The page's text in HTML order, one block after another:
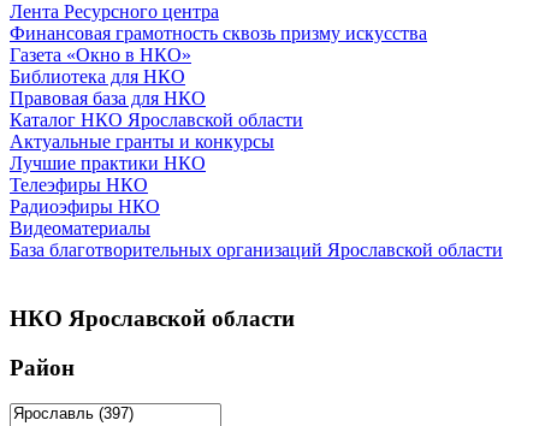
Лента Ресурсного центра
Финансовая грамотность сквозь призму искусства
Газета «Окно в НКО»
Библиотека для НКО
Правовая база для НКО
Каталог НКО Ярославской области
Актуальные гранты и конкурсы
Лучшие практики НКО
Телеэфиры НКО
Радиоэфиры НКО
Видеоматериалы
База благотворительных организаций Ярославской области
НКО Ярославской области
Район